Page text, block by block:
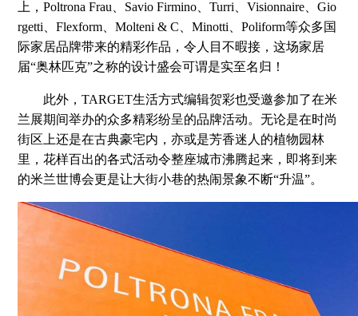
上，Poltrona Frau、Savio Firmino、Turri、Visionnaire、Gio
rgetti、Flexform、Molteni & C、Minotti、Poliform等众多国
际家居品牌带来的精彩作品，令人目不暇接，这场家居
届“奥林匹克”之称的设计盛会可谓是实至名归！
此外，TARGET生活方式编辑贺彩也受邀参加了在米
兰展期间举办的众多精彩纷呈的品牌活动。无论是在时尚
街区上还是在古典豪宅内，亦或是芳香迷人的植物园林
里，花样百出的各式活动令整座城市沸腾起来，即将到来
的米兰世博会更是让大街小巷的热闹景象不断“升温”。